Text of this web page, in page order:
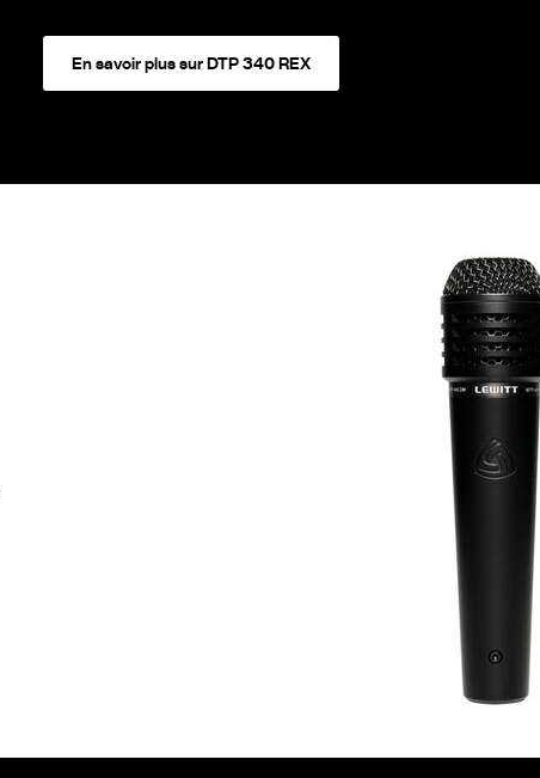
En savoir plus sur DTP 340 REX